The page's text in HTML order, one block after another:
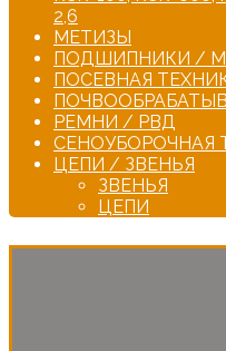
2,6
МЕТИЗЫ
ПОДШИПНИКИ /
ПОСЕВНАЯ
РЕМНИ / РВД
СЕНОУБОРОЧНАЯ
ЦЕПИ / ЗВЕНЬЯ
ЗВЕНЬЯ
ЦЕПИ